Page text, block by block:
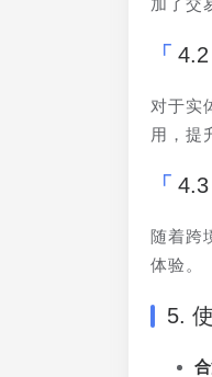
加了交
对于实
用，提
随着跨
体验。
5.